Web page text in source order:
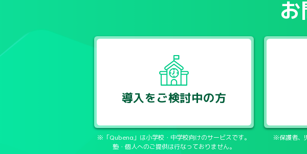
お
導入をご検討中の方
※「Qubena」は小学校・中学校向けのサービスです。
塾・個人へのご提供は行なっておりません。
※保護者、